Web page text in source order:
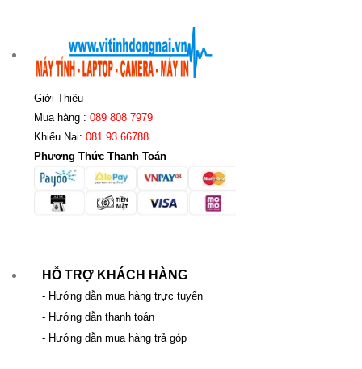
Giới Thiệu
Mua hàng : 089 808 7979
Khiếu Nại: 081 93 66788
Phương Thức Thanh Toán
HỖ TRỢ KHÁCH HÀNG
- Hướng dẫn mua hàng trực tuyến
- Hướng dẫn thanh toán
- Hướng dẫn mua hàng trả góp